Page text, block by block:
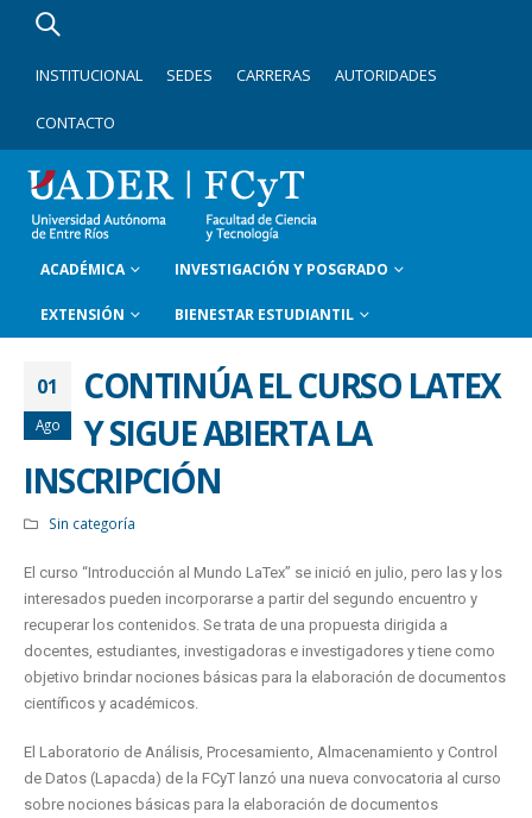
INSTITUCIONAL SEDES CARRERAS AUTORIDADES
CONTACTO
ACADÉMICA INVESTIGACIÓN Y POSGRADO
EXTENSIÓN BIENESTAR ESTUDIANTIL
01
Ago
CONTINÚA EL CURSO LATEX
Y SIGUE ABIERTA LA
INSCRIPCIÓN
Sin categoría
El curso “Introducción al Mundo LaTex” se inició en julio, pero las y los
interesados pueden incorporarse a partir del segundo encuentro y
recuperar los contenidos. Se trata de una propuesta dirigida a
docentes, estudiantes, investigadoras e investigadores y tiene como
objetivo brindar nociones básicas para la elaboración de documentos
científicos y académicos.
El Laboratorio de Análisis, Procesamiento, Almacenamiento y Control
de Datos (Lapacda) de la FCyT lanzó una nueva convocatoria al curso
sobre nociones básicas para la elaboración de documentos